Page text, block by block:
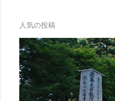
人気の投稿